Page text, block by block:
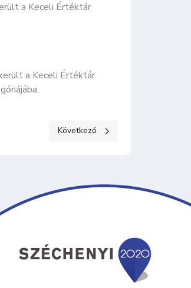
a Keceli Értéktár
a Keceli Értéktár
Következő cikk: EGÉSZSÉG ÉS
Következő